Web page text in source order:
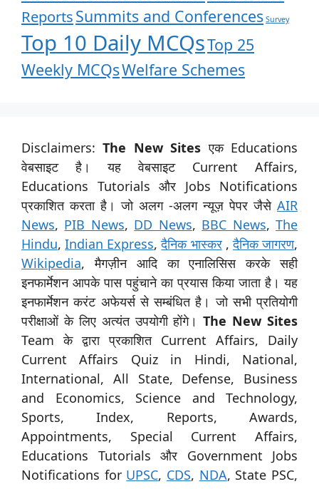
ReportsSummits and Conferences Survey
Top 10 Daily MCQsTop 25
Weekly MCQsWelfare Schemes
Disclaimers:The New Sites एक Educations
वेबसाइट है। यह वेबसाइट Current Affairs,
Educations Tutorials और Jobs Notifications
प्रकाशित करता है। जो अलग -अलग न्यूज़ पेपर जैसे AIR
News, PIB News, DD News, BBC News,The
Hindu,Indian Express,दैनिक भास्कर,दैनिक जागरण,
Wikipedia, मैगज़ीन आदि का एनालिसिस करके सही
इनफार्मेशन आपके पास पहुंचाने का प्रयास किया जाता है। यह
इनफार्मेशन करंट अफेयर्स से सम्बंधित है। जो सभी प्रतियोगी
परीक्षाओं के लिए अत्यंत उपयोगी होंगे।The New Sites
Team के द्वारा प्रकाशित Current Affairs, Daily
Current Affairs Quiz in Hindi, National,
International, All State, Defense, Business
and Economics, Science and Technology,
Sports, Index, Reports, Awards,
Appointments, Special Current Affairs,
Educations Tutorials और Government Jobs
Notifications for UPSC, CDS, NDA, State PSC,